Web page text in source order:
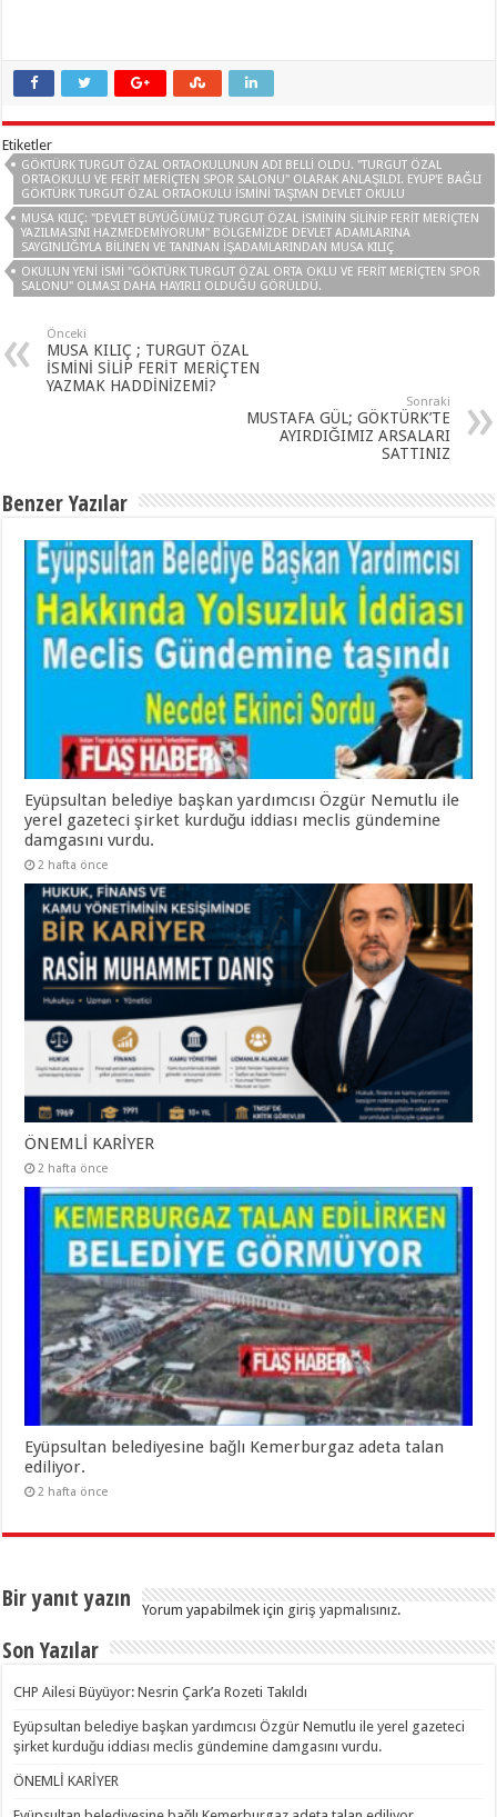
Etiketler
GÖKTÜRK TURGUT ÖZAL ORTAOKULUNUN ADI BELLI OLDU. "TURGUT ÖZAL
ORTAOKULU VE FERIT MERIÇTEN SPOR SALONU" OLARAK ANLAŞILDI. EYÜP'E BAĞLI
GÖKTÜRK TURGUT ÖZAL ORTAOKULU ISMINI TAŞIYAN DEVLET OKULU
MUSA KILIÇ: "DEVLET BÜYÜĞÜMÜZ TURGUT ÖZAL İSMİNİN SİLİNİP FERİT MERİÇTEN
YAZILMASINI HAZMEDEMİYORUM" BÖLGEMIZDE DEVLET ADAMLARINA
SAYGINLIĞIYLA BILINEN VE TANINAN IŞADAMLARINDAN MUSA KILIÇ
OKULUN YENI ISMI "GÖKTÜRK TURGUT ÖZAL ORTA OKLU VE FERİT MERİÇTEN SPOR
SALONU" OLMASI DAHA HAYIRLI OLDUĞU GÖRÜLDÜ.
Önceki
MUSA KILIÇ ; TURGUT ÖZAL
İSMİNİ SİLİP FERİT MERİÇTEN
YAZMAK HADDİNİZEMİ?
Sonraki
MUSTAFA GÜL; GÖKTÜRK’TE
AYIRDIĞIMIZ ARSALARI
SATTINIZ
Benzer Yazılar
Eyüpsultan belediye başkan yardımcısı Özgür Nemutlu ile
yerel gazeteci şirket kurduğu iddiası meclis gündemine
damgasını vurdu.
2 hafta önce
ÖNEMLİ KARİYER
2 hafta önce
Eyüpsultan belediyesine bağlı Kemerburgaz adeta talan
ediliyor.
2 hafta önce
Bir yanıt yazın Yorum yapabilmek için giriş yapmalısınız.
Son Yazılar
CHP Ailesi Büyüyor: Nesrin Çark’a Rozeti Takıldı
Eyüpsultan belediye başkan yardımcısı Özgür Nemutlu ile yerel gazeteci
şirket kurduğu iddiası meclis gündemine damgasını vurdu.
ÖNEMLİ KARİYER